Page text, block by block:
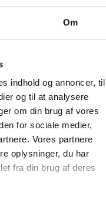
Om
indhold og annoncer, til
og til at analysere
om din brug af vores
for sociale medier,
Vores partnere
oplysninger, du har
fra din brug af deres
er opgaver
ved